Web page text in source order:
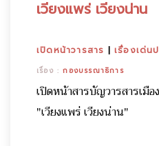
เวียงแพร่ เวียงน่าน
เปิดหน้าวารสาร |เรื่องเด่น
เรื่อง :กองบรรณาธิการ
เปิดหน้าสารบัญวารสารเมื
"เวียงแพร่ เวียงน่าน"